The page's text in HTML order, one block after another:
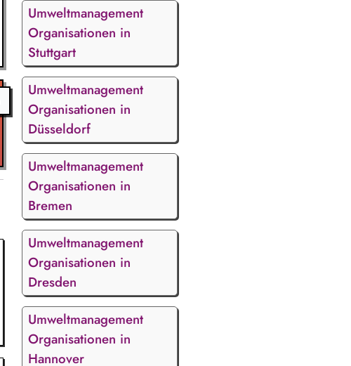
Umweltmanagement
Organisationen in
Stuttgart
Umweltmanagement
Organisationen in
Düsseldorf
Umweltmanagement
Organisationen in
Bremen
Umweltmanagement
Organisationen in
Dresden
Umweltmanagement
Organisationen in
Hannover